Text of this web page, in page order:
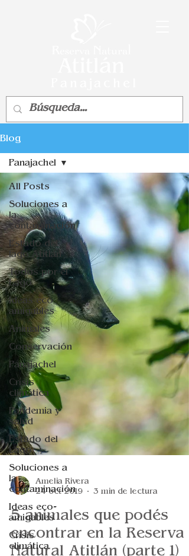
Blog
All Posts
Soluciones a
la
contaminación
Estado del
lago Atitlán
Todos por el
Lago
Ideas eco
amigables
Animales
Conservación
Panajachel
Crisis
climática
Pandemia y
salud
Estado del
Lago
Soluciones a
la
contaminación
Ideas eco-
amigables
Crisis
climática
Panajachel
Amelia Rivera
24 oct 2019
5 animales que podés
encontrar en la Reserva